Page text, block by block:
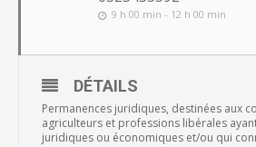
9 h 00 min - 12 h 00 min
DÉTAILS
Permanences juridiques, destinées aux
agriculteurs et professions libérales
juridiques ou économiques et/ou qui